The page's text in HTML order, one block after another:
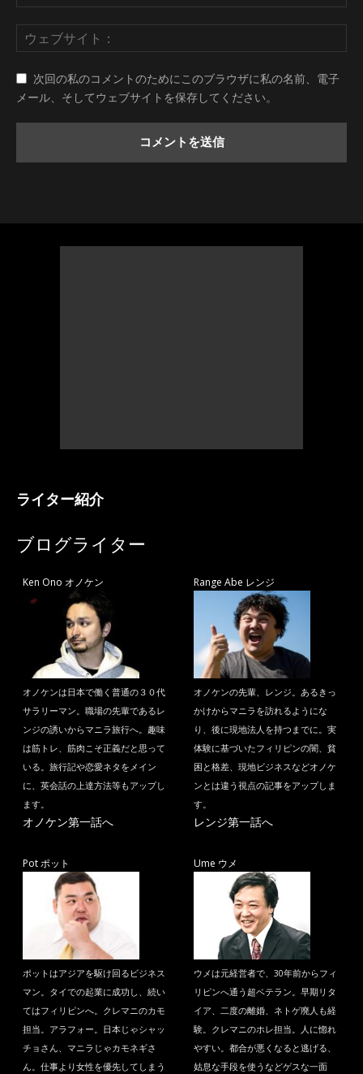
次回の私のコメントのためにこのブラウザに私の名前、電子
メール、そしてウェブサイトを保存してください。
ライター紹介
ブログライター
Ken Ono オノケン
オノケンは日本で働く普通の３０代
サラリーマン。職場の先輩であるレ
ンジの誘いからマニラ旅行へ。趣味
は筋トレ、筋肉こそ正義だと思って
いる。旅行記や恋愛ネタをメイン
に、英会話の上達方法等もアップし
ます。
オノケン第一話へ
Range Abe レンジ
オノケンの先輩、レンジ。あるきっ
かけからマニラを訪れるようにな
り、後に現地法人を持つまでに。実
体験に基づいたフィリピンの闇、貧
困と格差、現地ビジネスなどオノケ
ンとは違う視点の記事をアップしま
す。
レンジ第一話へ
Pot ポット
ポットはアジアを駆け回るビジネス
マン。タイでの起業に成功し、続い
てはフィリピンへ。クレマニのカモ
担当。アラフォー。日本じゃシャッ
チョさん、マニラじゃカモネギさ
ん。仕事より女性を優先してしまう
Ume ウメ
ウメは元経営者で、30年前からフィ
リピンへ通う超ベテラン。早期リタ
イア、二度の離婚、ネトゲ廃人も経
験。クレマニのホレ担当。人に惚れ
やすい。都合が悪くなると逃げる、
姑息な手段を使うなどゲスな一面